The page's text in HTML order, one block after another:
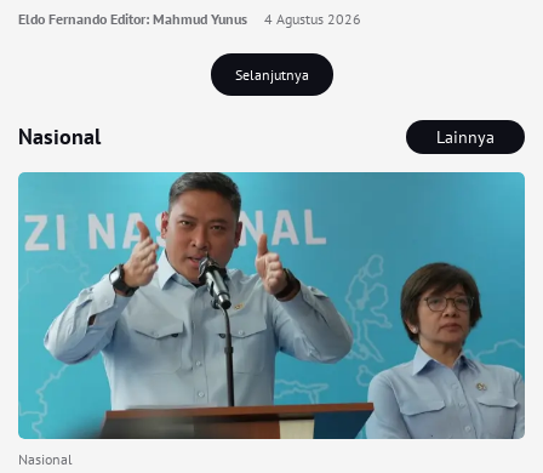
Nasional Lainnya
Nasional
Eldo Fernando Editor: Mahmud Yunus 4 Agustus 2026
Selanjutnya